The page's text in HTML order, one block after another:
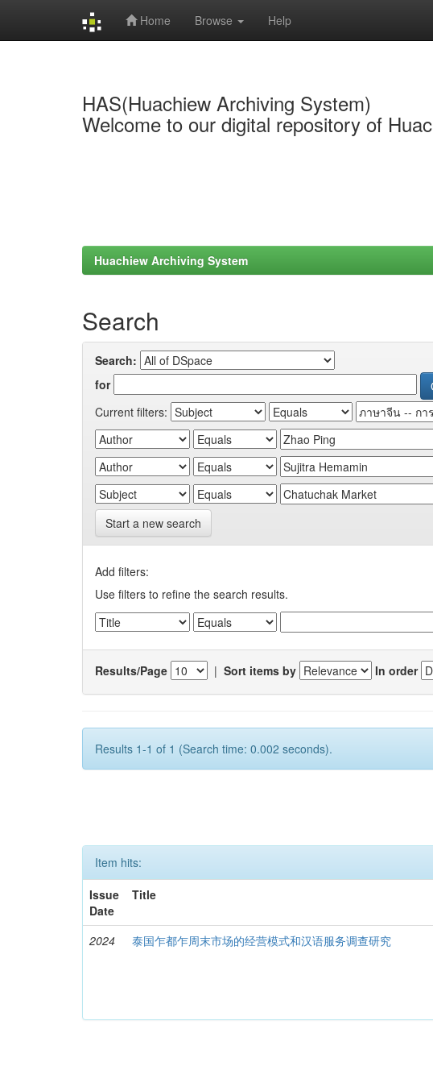
Home Browse Help
HAS(Huachiew Archiving System)
Welcome to our digital repository of
Huachiew Archiving System
Search
Search:
for
Current filters:
Start a new search
Add filters:
Use filters to refine the search results.
Results/Page | Sort items by In order
Results 1-1 of 1 (Search time: 0.002 seconds).
Item hits:
Issue
Date
Title
2024 泰国乍都乍周末市场的经营模式和汉语服务调查研究